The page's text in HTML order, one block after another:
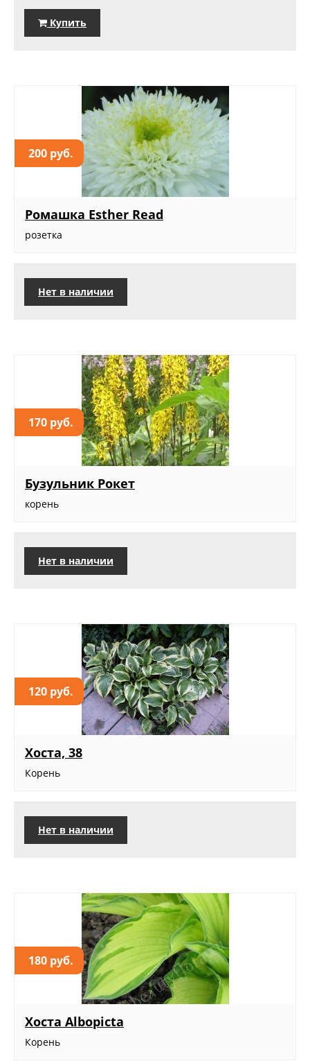
Купить
200 руб.
Ромашка Esther Read
розетка
Нет в наличии
170 руб.
Бузульник Рокет
корень
Нет в наличии
120 руб.
Хоста, 38
Корень
Нет в наличии
180 руб.
Хоста Albopicta
Корень